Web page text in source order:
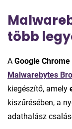
több
A Google
Malwarebytes
kiegészítő, amely
kiszűrésében, a
adathalász